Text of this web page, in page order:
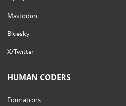
Mastodon
Bluesky
X/Twitter
HUMAN CODERS
Formations